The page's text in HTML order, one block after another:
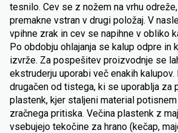
tesnilo. Cev se z nožem na vrhu
premakne vstran v drugi položaj. V
vpihne zrak in cev se napihne v obliko
Po obdobju ohlajanja se kalup odpre in
izvrže. Za pospešitev proizvodnje se
ekstruderju uporabi več enakih
drugačen od tistega, ki se uporablja za
plastenk, kjer staljeni material
zračnega pritiska. Večina plastenk z
vsebujejo tekočine za hrano (kečap,